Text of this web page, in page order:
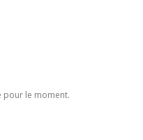
pour le moment.